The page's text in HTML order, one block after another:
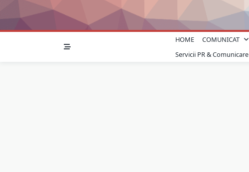
HOME COMUNICAT
Servicii PR & Comunicare